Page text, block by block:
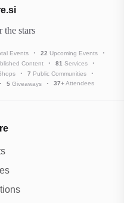
the stars
Events 22 Upcoming Events
Content 81 Services
7 Public Communities
5Giveaways 37+Attendees